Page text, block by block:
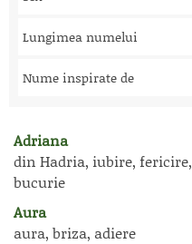
Lungimea numelui
Nume inspirate de
Adriana
din Hadria, iubire, fericire,
bucurie
Aura
aura, briza, adiere